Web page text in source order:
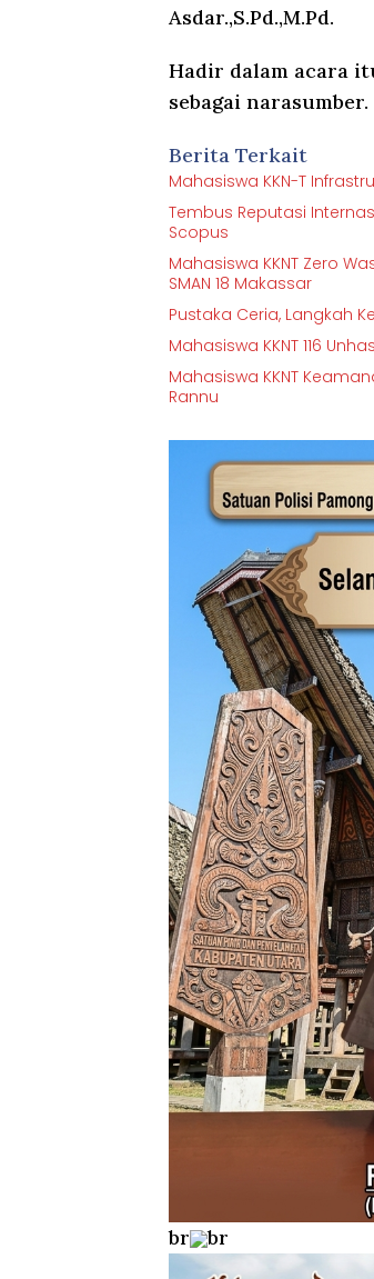
Asdar.,S.Pd.,M.Pd.
Hadir dalam acara
sebagai narasumber.
Berita Terkait
Mahasiswa KKN-T
Tembus Reputasi
Scopus
Mahasiswa KKNT Zero
SMAN 18 Makassar
Pustaka Ceria, Langkah
Mahasiswa KKNT 116
Mahasiswa KKNT
Rannu
br br